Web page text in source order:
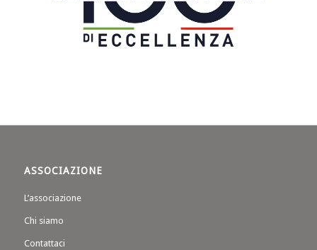
ASSOCIAZIONE
L’associazione
Chi siamo
Contattaci